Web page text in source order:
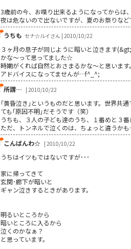
3歳前の今、お喋り出来るようになってからは
夜は危ないので出ないですが、夏のお祭りなど
うちも セナ☆ルイさん | 2010/10/22
３ヶ月の息子が同じように暗いと泣きます
かな～って思ってました☆
時期がくれば自然とおさまるかな～と思います。
アドバイスになってませんが…f^_^;
所謂… | 2010/10/22
｢黄昏泣き｣というものだと思います。世界共
ても｢原因不明｣だそうです（笑）
うちも、３人の子ども達のうち、１番めと３
ただ、トンネルで泣くのは、ちょっと違うか
こんばんわ☆ | 2010/10/22
うちはイツもではないですが･･･
家に帰ってきて
玄関･廊下が暗いと
ギャン泣きするときがあります。
明るいところから
暗いところに入るから
泣くのかなぁ？
と思っています。